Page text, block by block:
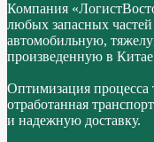
Компания
любых запасных
автомобильную,
произведенную в
Оптимизация процесса
отработанная
и надежную доставку.